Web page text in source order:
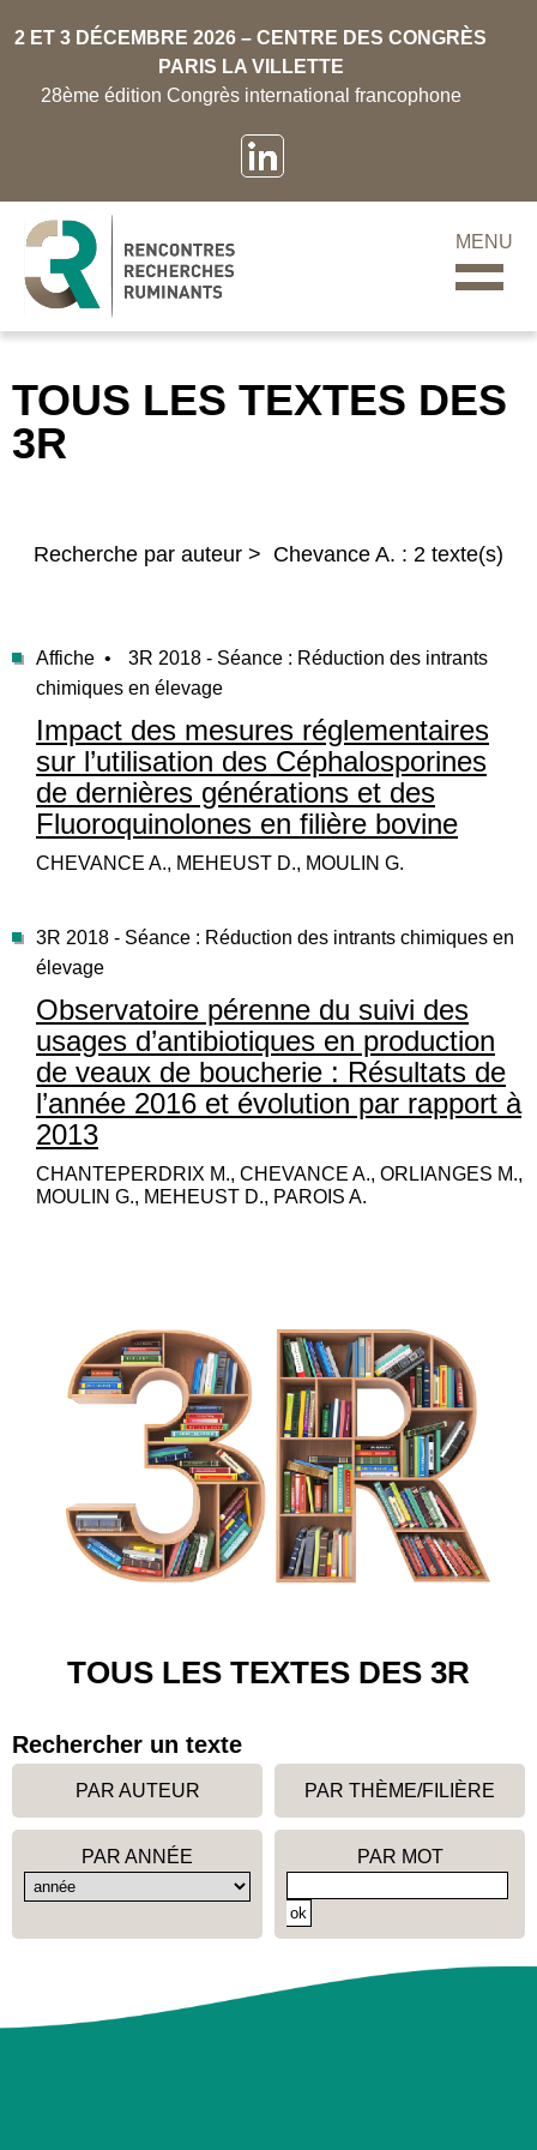
2 ET 3 DÉCEMBRE 2026 – CENTRE DES CONGRÈS
PARIS LA VILLETTE
28ème édition Congrès international francophone
MENU
TOUS LES TEXTES DES
3R
Recherche par auteur > Chevance A. : 2 texte(s)
Affiche •
3R 2018 - Séance : Réduction des intrants
chimiques en élevage
Impact des mesures réglementaires
sur l’utilisation des Céphalosporines
de dernières générations et des
Fluoroquinolones en filière bovine
CHEVANCE A., MEHEUST D., MOULIN G.
3R 2018 - Séance : Réduction des intrants chimiques en
élevage
Observatoire pérenne du suivi des
usages d’antibiotiques en production
de veaux de boucherie : Résultats de
l’année 2016 et évolution par rapport à
2013
CHANTEPERDRIX M., CHEVANCE A., ORLIANGES M.,
MOULIN G., MEHEUST D., PAROIS A.
TOUS LES TEXTES DES 3R
Rechercher un texte
PAR AUTEUR PAR THÈME/FILIÈRE
PAR ANNÉE PAR MOT